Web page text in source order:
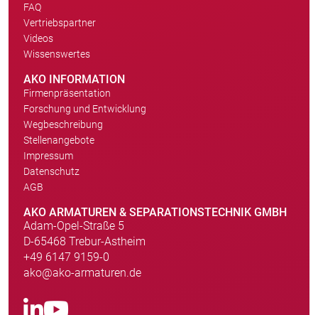
FAQ
Vertriebspartner
Videos
Wissenswertes
AKO INFORMATION
Firmenpräsentation
Forschung und Entwicklung
Wegbeschreibung
Stellenangebote
Impressum
Datenschutz
AGB
AKO ARMATUREN & SEPARATIONSTECHNIK GMBH
Adam-Opel-Straße 5
D-65468 Trebur-Astheim
+49 6147 9159-0
ako@ako-armaturen.de